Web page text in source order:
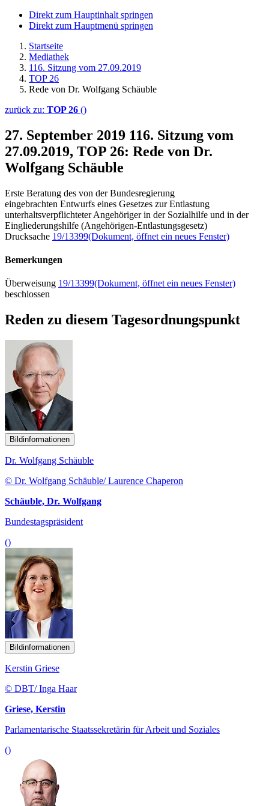
Direkt zum Hauptinhalt springen
Direkt zum Hauptmenü springen
Startseite
Mediathek
116. Sitzung vom 27.09.2019
TOP 26
Rede von Dr. Wolfgang Schäuble
zurück zu: TOP 26 ()
27. September 2019 116. Sitzung vom
27.09.2019, TOP 26: Rede von Dr.
Wolfgang Schäuble
Erste Beratung des von der Bundesregierung
eingebrachten Entwurfs eines Gesetzes zur Entlastung
unterhaltsverpflichteter Angehöriger in der Sozialhilfe und in der
Eingliederungshilfe (Angehörigen-Entlastungsgesetz)
Drucksache 19/13399(Dokument, öffnet ein neues Fenster)
Bemerkungen
Überweisung 19/13399(Dokument, öffnet ein neues Fenster)
beschlossen
Reden zu diesem Tagesordnungspunkt
Bildinformationen
Dr. Wolfgang Schäuble
© Dr. Wolfgang Schäuble/ Laurence Chaperon
Schäuble, Dr. Wolfgang
Bundestagspräsident
()
Bildinformationen
Kerstin Griese
© DBT/ Inga Haar
Griese, Kerstin
Parlamentarische Staatssekretärin für Arbeit und Soziales
()